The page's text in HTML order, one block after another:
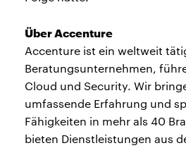
Über Accenture
Accenture ist ein weltweit
Beratungsunternehmen,
Cloud und Security. Wir
umfassende Erfahrung und
Fähigkeiten in mehr als 40
bieten Dienstleistungen aus